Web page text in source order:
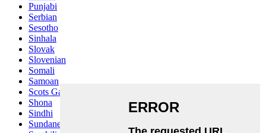
Punjabi
Serbian
Sesotho
Sinhala
Slovak
Slovenian
Somali
Samoan
Scots Gaelic
Shona
Sindhi
Sundanese